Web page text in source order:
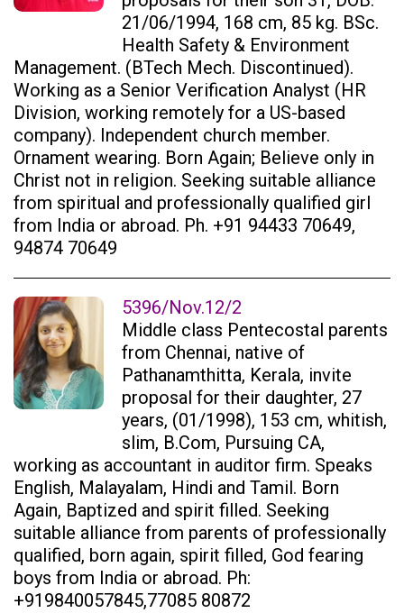
21/06/1994, 168 cm, 85 kg. BSc.
Health Safety & Environment
Management. (BTech Mech. Discontinued).
Working as a Senior Verification Analyst (HR
Division, working remotely for a US-based
company). Independent church member.
Ornament wearing. Born Again; Believe only in
Christ not in religion. Seeking suitable alliance
from spiritual and professionally qualified girl
from India or abroad. Ph. +91 94433 70649,
94874 70649
5396/Nov.12/2
Middle class Pentecostal parents
from Chennai, native of
Pathanamthitta, Kerala, invite
proposal for their daughter, 27
years, (01/1998), 153 cm, whitish,
slim, B.Com, Pursuing CA,
working as accountant in auditor firm. Speaks
English, Malayalam, Hindi and Tamil. Born
Again, Baptized and spirit filled. Seeking
suitable alliance from parents of professionally
qualified, born again, spirit filled, God fearing
boys from India or abroad. Ph:
+919840057845,77085 80872